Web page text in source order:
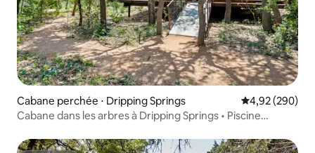
Cabane perchée ⋅ Dripping Springs Évaluation
4,92 (290)
Cabane dans les arbres à Dripping Springs • Piscine